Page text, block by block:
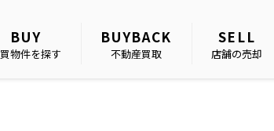
BUY
物件を探す
BUYBACK
不動産買取
SELL
店舗の売却